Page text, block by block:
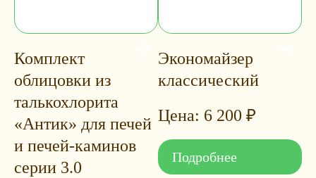
Комплект
облицовки из
талькохлорита
«Антик» для печей
и печей-каминов
серии 3.0
Экономайзер
классический
6 200 ₽
Подробнее